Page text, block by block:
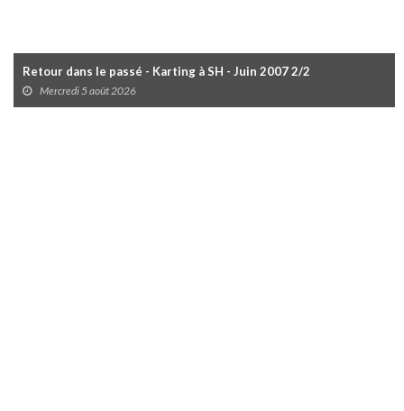
Retour dans le passé - Karting à SH - Juin 2007 2/2
Mercredi 5 août 2026